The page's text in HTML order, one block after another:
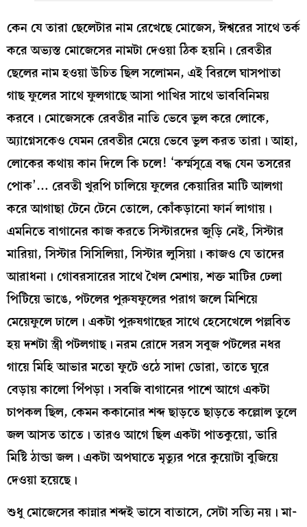
কেন যে তারা ছেলেটার নাম রেখেছে মোজেস, ঈশ্বরের সাথে তর্ক
করে অভ্যস্ত মোজেসের নামটা দেওয়া ঠিক হয়নি। রেবতীর
ছেলের নাম হওয়া উচিত ছিল সলোমন, এই বিরলে ঘাসপাতা
গাছ ফুলের সাথে ফুলগাছে আসা পাখির সাথে ভাববিনিময়
করবে। মোজেসকে রেবতীর নাতি ভেবে ভুল করে লোকে,
অ্যাগ্নেসকেও যেমন রেবতীর মেয়ে ভেবে ভুল করত তারা। আহা,
লোকের কথায় কান দিলে কি চলে! ‘কর্ম্মসূত্রে বদ্ধ যেন তসরের
পোক’… রেবতী খুরপি চালিয়ে ফুলের কেয়ারির মাটি আলগা
করে আগাছা টেনে টেনে তোলে, কোঁকড়ানো ফার্ন লাগায়।
এমনিতে বাগানের কাজ করতে সিস্টারদের জুড়ি নেই, সিস্টার
মারিয়া, সিস্টার সিসিলিয়া, সিস্টার লুসিয়া। কাজও যে তাদের
আরাধনা। গোবরসারের সাথে খৈল মেশায়, শক্ত মাটির ঢেলা
পিটিয়ে ভাঙে, পটলের পুরুষফুলের পরাগ জলে মিশিয়ে
মেয়েফুলে ঢালে। একটা পুরুষগাছের সাথে হেসেখেলে পল্লবিত
হয় দশটা স্ত্রী পটলগাছ। নরম রোদে সরস সবুজ পটলের নধর
গায়ে মিহি আভার মতো ফুটে ওঠে সাদা ডোরা, তাতে ঘুরে
বেড়ায় কালো পিঁপড়া। সবজি বাগানের পাশে আগে একটা
চাপকল ছিল, কেমন ককানোর শব্দ ছাড়তে ছাড়তে কল্লোল তুলে
জল আসত তাতে। তারও আগে ছিল একটা পাতকুয়ো, ভারি
মিষ্টি ঠান্ডা জল। একটা অপঘাতে মৃত্যুর পরে কুয়োটা বুজিয়ে
দেওয়া হয়েছে।
শুধু মোজেসের কান্নার শব্দই ভাসে বাতাসে, সেটা সত্যি নয়। মা-